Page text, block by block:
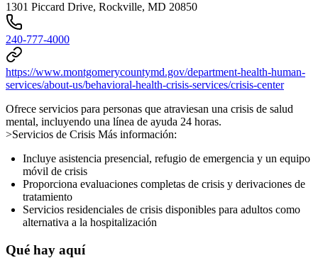
1301 Piccard Drive, Rockville, MD 20850
240-777-4000
https://www.montgomerycountymd.gov/department-health-human-
services/about-us/behavioral-health-crisis-services/crisis-center
Ofrece servicios para personas que atraviesan una crisis de salud
mental, incluyendo una línea de ayuda 24 horas.
>Servicios de Crisis Más información:
Incluye asistencia presencial, refugio de emergencia y un equipo
móvil de crisis
Proporciona evaluaciones completas de crisis y derivaciones de
tratamiento
Servicios residenciales de crisis disponibles para adultos como
alternativa a la hospitalización
Qué hay aquí